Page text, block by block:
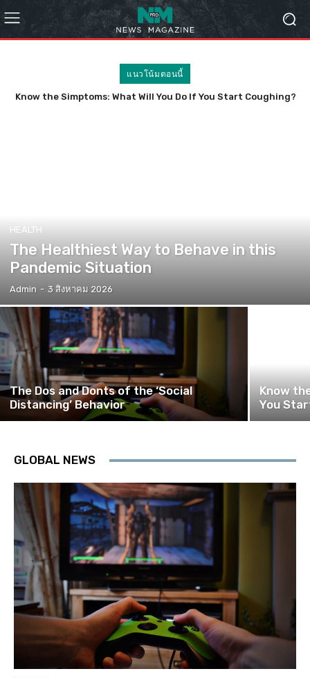
แนวโน้มตอนนี้
Know the Simptoms: What Will You Do If You Start Coughing?
HEALTH
The Healthiest Way to Behave in this
Pandemic Situation
Admin - 3 สิงหาคม 2026
The Dos and Donts of the ‘Social
Distancing’ Behavior
Know
You
GLOBAL NEWS